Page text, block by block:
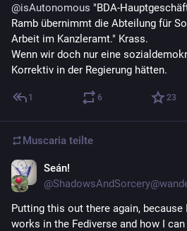
@isAutonomous "BDA-
Ramb übernimmt die Abteilung für
Arbeit im Kanzleramt." Krass.
Wenn wir doch nur eine
Korrektiv in der Regierung hätten.
1 6 23
Muscaria teilte
Seán!
Putting this out there again, because
works in the Fediverse and how I can